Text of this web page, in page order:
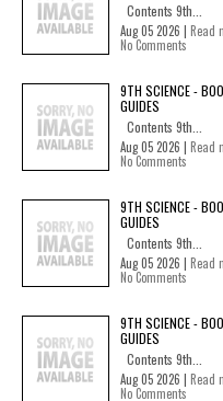
Contents 9th...
Aug 05 2026 | Read
No Comments
9TH SCIENCE -
GUIDES
Contents 9th...
Aug 05 2026 | Read
No Comments
9TH SCIENCE -
GUIDES
Contents 9th...
Aug 05 2026 | Read
No Comments
9TH SCIENCE -
GUIDES
Contents 9th...
Aug 05 2026 | Read
No Comments